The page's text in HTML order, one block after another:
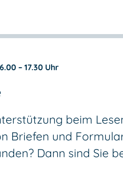
– 17.30 Uhr
beim
Briefen und
Dann sind Sie